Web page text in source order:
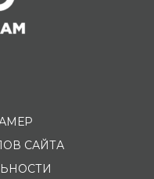
САЙТА